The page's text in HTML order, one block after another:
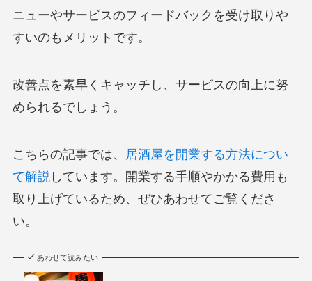
ニューやサービスのフィードバックを受け取りや
すいのもメリットです。
改善点を素早くキャッチし、サービスの向上に努
められるでしょう。
こちらの記事では、
居酒屋を開業する方法につい
て解説 しています。開業する手順やかかる費用も
取り上げているため、ぜひあわせてご覧くださ
い。
あわせて読みたい